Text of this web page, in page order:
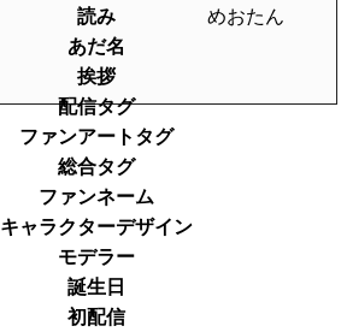
読み
めおたん
あだ名
挨拶
配信タグ
ファンアートタグ
総合タグ
ファンネーム
キャラクターデザイン
モデラー
誕生日
初配信